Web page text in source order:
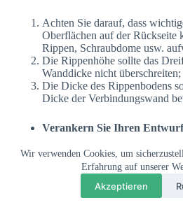
Wir verwenden Cookies, um
Erfahrung auf unserer
Akzeptieren
Achten Sie darauf, dass
Oberflächen auf der Rückseite
Rippen, Schraubdome usw.
Die Rippenhöhe sollte das
Wanddicke nicht überschreiten;
Die Dicke des Rippenbodens
Dicke der Verbindungswand
Verankern Sie Ihren
Interaktion zwischen den
verwenden Sie Bezugspunkte
Referenzpunkte für die Teile
Konstruktionsabsicht auf eine